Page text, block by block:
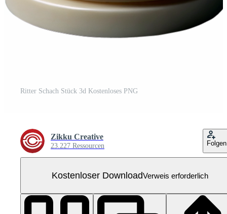
Ritter Schach Stück 3d Kostenloses PNG
Zikku Creative
23.227 Ressourcen Folgen
Kostenloser DownloadVerweis erforderlich